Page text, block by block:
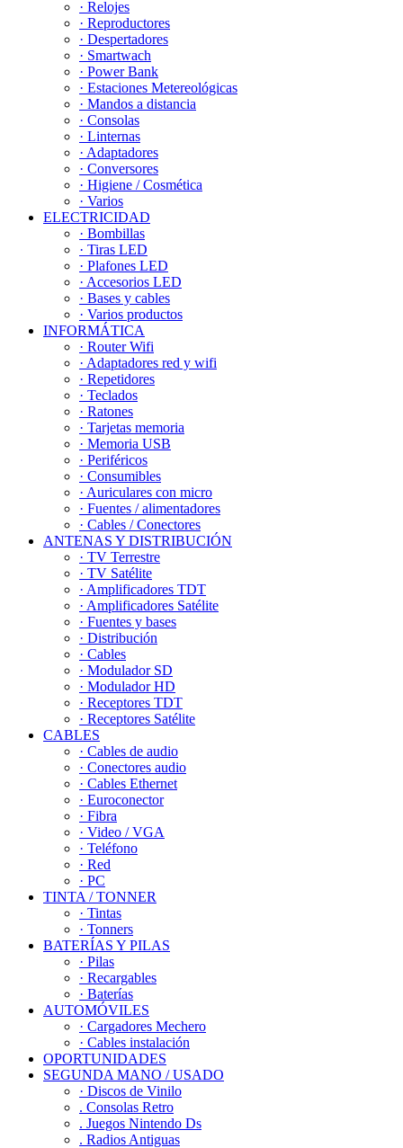
· Relojes
· Reproductores
· Despertadores
· Smartwach
· Power Bank
· Estaciones Metereológicas
· Mandos a distancia
· Consolas
· Linternas
· Adaptadores
· Conversores
· Higiene / Cosmética
· Varios
ELECTRICIDAD
· Bombillas
· Tiras LED
· Plafones LED
· Accesorios LED
· Bases y cables
· Varios productos
INFORMÁTICA
· Router Wifi
· Adaptadores red y wifi
· Repetidores
· Teclados
· Ratones
· Tarjetas memoria
· Memoria USB
· Periféricos
· Consumibles
· Auriculares con micro
· Fuentes / alimentadores
· Cables / Conectores
ANTENAS Y DISTRIBUCIÓN
· TV Terrestre
· TV Satélite
· Amplificadores TDT
· Amplificadores Satélite
· Fuentes y bases
· Distribución
· Cables
· Modulador SD
· Modulador HD
· Receptores TDT
· Receptores Satélite
CABLES
· Cables de audio
· Conectores audio
· Cables Ethernet
· Euroconector
· Fibra
· Video / VGA
· Teléfono
· Red
· PC
TINTA / TONNER
· Tintas
· Tonners
BATERÍAS Y PILAS
· Pilas
· Recargables
· Baterías
AUTOMÓVILES
· Cargadores Mechero
· Cables instalación
OPORTUNIDADES
SEGUNDA MANO / USADO
· Discos de Vinilo
. Consolas Retro
. Juegos Nintendo Ds
. Radios Antiguas